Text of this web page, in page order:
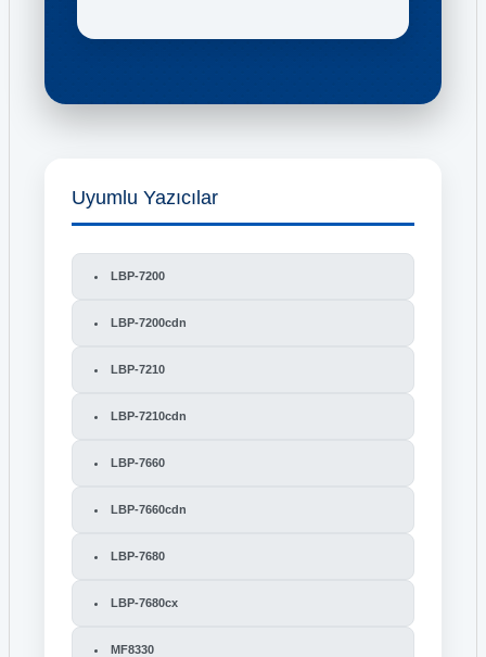
Uyumlu Yazıcılar
LBP-7200
LBP-7200cdn
LBP-7210
LBP-7210cdn
LBP-7660
LBP-7660cdn
LBP-7680
LBP-7680cx
MF8330